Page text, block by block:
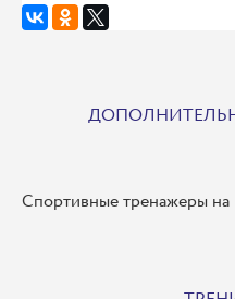
Спортивные тренажеры